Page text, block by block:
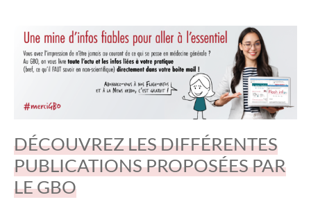
DÉCOUVREZ LES DIFFÉRENTES
PUBLICATIONS PROPOSÉES PAR
LE GBO